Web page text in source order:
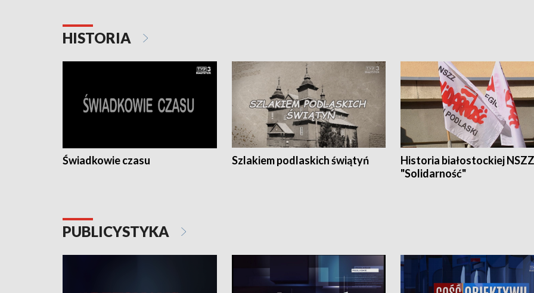
HISTORIA
Świadkowie czasu Szlakiem podlaskich świątyń
Historia białostockiej NSZZ
"Solidarność"
PUBLICYSTYKA